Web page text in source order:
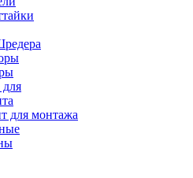
для монтажа